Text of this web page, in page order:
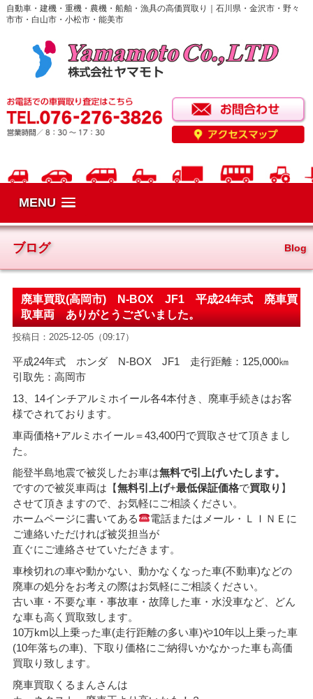
自動車・建機・重機・農機・船舶・漁具の高価買取り｜石川県・金沢市・野々
市市・白山市・小松市・能美市
MENU
ブログ Blog
廃車買取(高岡市) N-BOX JF1 平成24年式 廃車買
取車両 ありがとうございました。
投稿日：2025-12-05（09:17）
平成24年式 ホンダ N-BOX JF1 走行距離：125,000㎞
引取先：高岡市
13、14インチアルミホイール各4本付き、廃車手続きはお客
様でされております。
車両価格+アルミホイール＝43,400円で買取させて頂きまし
た。
能登半島地震で被災したお車は無料で引上げいたします。
ですので被災車両は【無料引上げ+最低保証価格で買取り 】
させて頂きますので、お気軽にご相談ください。
ホームページに書いてある
電話またはメール・ＬＩＮＥに
ご連絡いただければ被災担当が
直ぐにご連絡させていただきます。
車検切れの車や動かない、動かなくなった車(不動車)などの
廃車の処分をお考えの際はお気軽にご相談ください。
古い車・不要な車・事故車・故障した車・水没車など、どん
な車も高く買取致します。
10万km以上乗った車(走行距離の多い車)や10年以上乗った車
(10年落ちの車)、下取り価格にご納得いかなかった車も高価
買取り致します。
廃車買取くるまんさんは